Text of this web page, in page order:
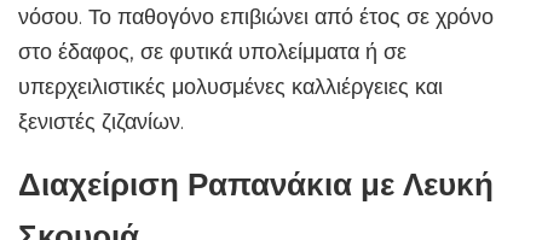
νόσου. Το παθογόνο επιβιώνει από έτος σε χρόνο
στο έδαφος, σε φυτικά υπολείμματα ή σε
υπερχειλιστικές μολυσμένες καλλιέργειες και
ξενιστές ζιζανίων.
Διαχείριση Ραπανάκια με Λευκή